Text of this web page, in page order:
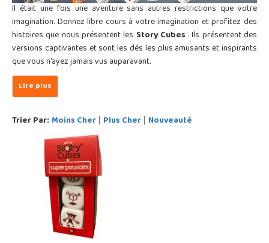
Il était une fois une aventure sans autres restrictions que votre
imagination. Donnez libre cours à votre imagination et profitez des
histoires que nous présentent les Story Cubes . Ils présentent des
versions captivantes et sont les dés les plus amusants et inspirants
que vous n'ayez jamais vus auparavant.
Trier Par: Moins Cher | Plus Cher | Nouveauté